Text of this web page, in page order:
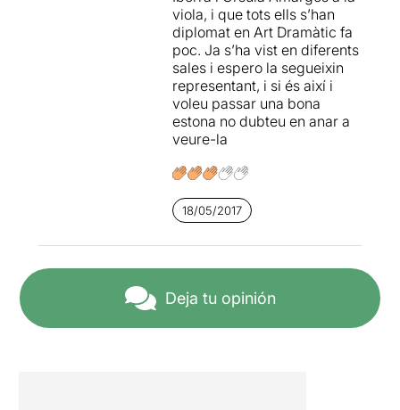
viola, i que tots ells s’han
diplomat en Art Dramàtic fa
poc. Ja s’ha vist en diferents
sales i espero la segueixin
representant, i si és així i
voleu passar una bona
estona no dubteu en anar a
veure-la
18/05/2017
Deja tu opinión